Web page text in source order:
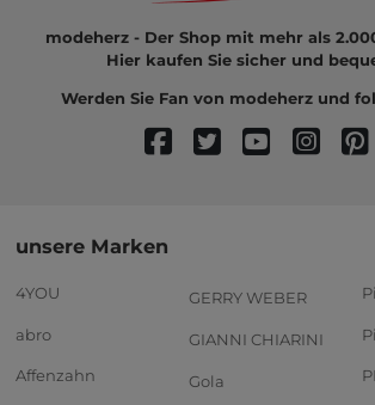
modeherz - Der Shop mit mehr als
Hier kaufen Sie sicher und
Werden Sie Fan von modeherz und
unsere Marken
4YOU
abro
Affenzahn
GERRY WEBER
GIANNI CHIARINI
Gola